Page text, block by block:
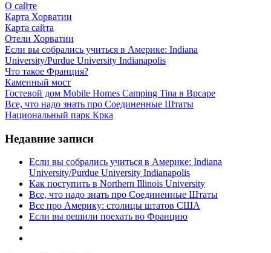
О сайте
Карта Хорватии
Карта сайта
Отели Хорватии
Если вы собрались учиться в Америке: Indiana
University/Purdue University Indianapolis
Что такое Франция?
Каменный мост
Гостевой дом Mobile Homes Camping Tina в Врсаре
Все, что надо знать про Соединенные Штаты
Национальный парк Крка
Недавние записи
Если вы собрались учиться в Америке: Indiana
University/Purdue University Indianapolis
Как поступить в Northern Illinois University
Все, что надо знать про Соединенные Штаты
Все про Америку: столицы штатов США
Если вы решили поехать во Францию